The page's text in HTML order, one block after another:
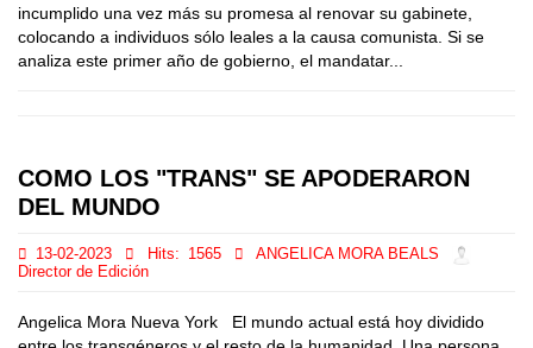
incumplido una vez más su promesa al renovar su gabinete,
colocando a individuos sólo leales a la causa comunista. Si se
analiza este primer año de gobierno, el mandatar...
COMO LOS "TRANS" SE APODERARON
DEL MUNDO
13-02-2023 Hits: 1565
ANGELICA MORA BEALS
Director de Edición
Angelica Mora Nueva York El mundo actual está hoy dividido